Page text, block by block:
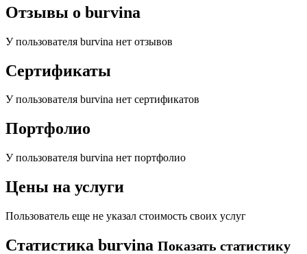
Отзывы о burvina
У пользователя burvina нет отзывов
Сертификаты
У пользователя burvina нет сертификатов
Портфолио
У пользователя burvina нет портфолио
Цены на услуги
Пользователь еще не указал стоимость своих услуг
Статистика burvina Показать статистику